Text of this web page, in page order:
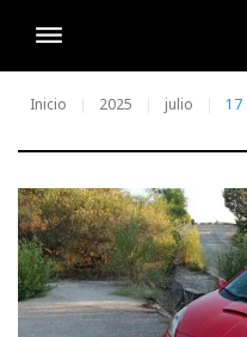
Inicio 2025 julio 17
Día:
17
de
julio